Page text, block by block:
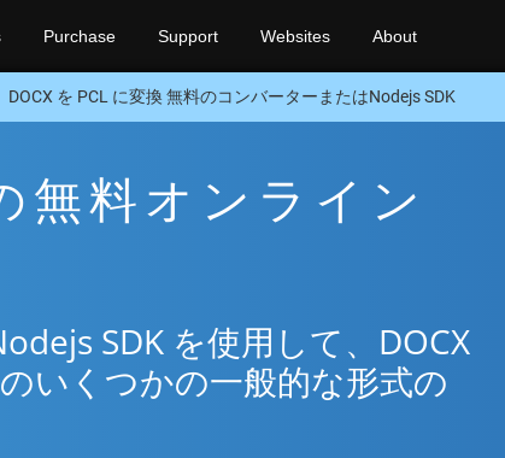
Purchase Support Websites About
DOCX を PCL に変換 無料のコンバーターまたはNodejs SDK
無料オンライン
SDK を使用して、DOCX
いくつかの一般的な形式の